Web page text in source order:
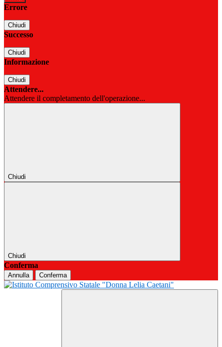
Errore
Chiudi
Successo
Chiudi
Informazione
Chiudi
Attendere...
Attendere il completamento dell'operazione...
Chiudi
Chiudi
Conferma
Annulla Conferma